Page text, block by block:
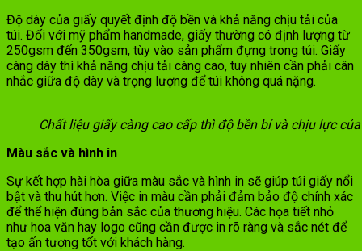
Độ dày của giấy quyết định độ bền và khả năng chịu tải của
túi. Đối với mỹ phẩm handmade, giấy thường có định lượng từ
250gsm đến 350gsm, tùy vào sản phẩm đựng trong túi. Giấy
càng dày thì khả năng chịu tải càng cao, tuy nhiên cần phải cân
nhắc giữa độ dày và trọng lượng để túi không quá nặng.
Chất liệu giấy càng cao cấp thì độ bền bỉ và chịu lực
Màu sắc và hình in
Sự kết hợp hài hòa giữa màu sắc và hình in sẽ giúp túi giấy nổi
bật và thu hút hơn. Việc in màu cần phải đảm bảo độ chính xác
để thể hiện đúng bản sắc của thương hiệu. Các họa tiết nhỏ
như hoa văn hay logo cũng cần được in rõ ràng và sắc nét để
tạo ấn tượng tốt với khách hàng.